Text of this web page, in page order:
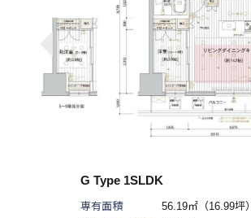
G Type 1SLDK
専有面積
56.19㎡（16.99坪）